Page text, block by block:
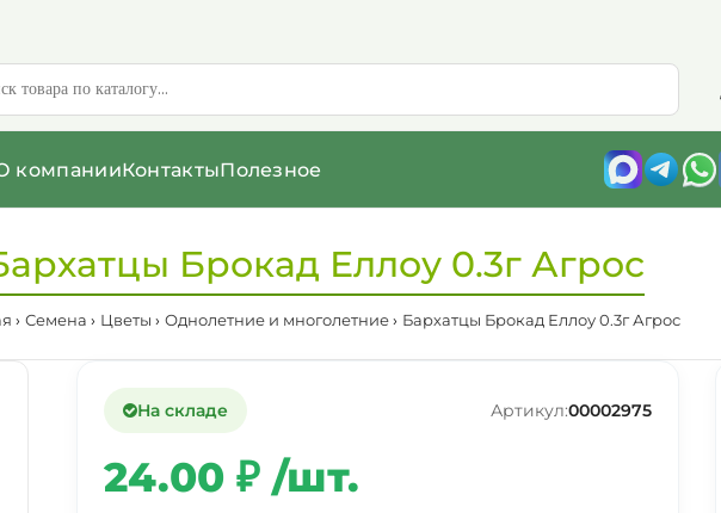
компанииКонтактыПолезное
Брокад Еллоу 0.3г Агрос
Семена Цветы Однолетние и многолетние Бархатцы Брокад Еллоу 0.3г Агрос
На складе Артикул:00002975
24.00 ₽ /шт.